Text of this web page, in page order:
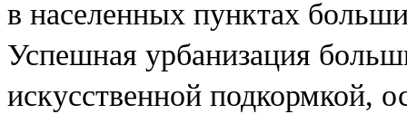
в населенных пунктах
Успешная урбанизация
искусственной подкормкой,